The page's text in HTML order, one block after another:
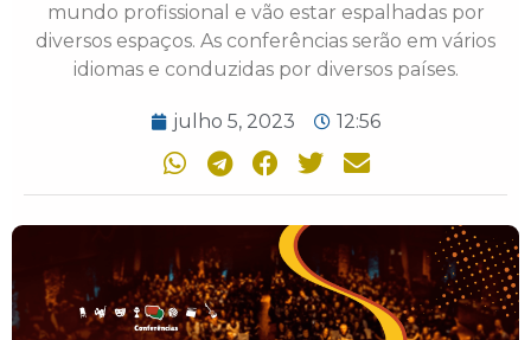
mundo profissional e vão estar espalhadas por
diversos espaços. As conferências serão em vários
idiomas e conduzidas por diversos países.
julho 5, 2023 12:56